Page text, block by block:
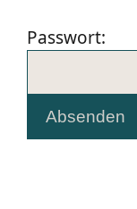
Passwort: